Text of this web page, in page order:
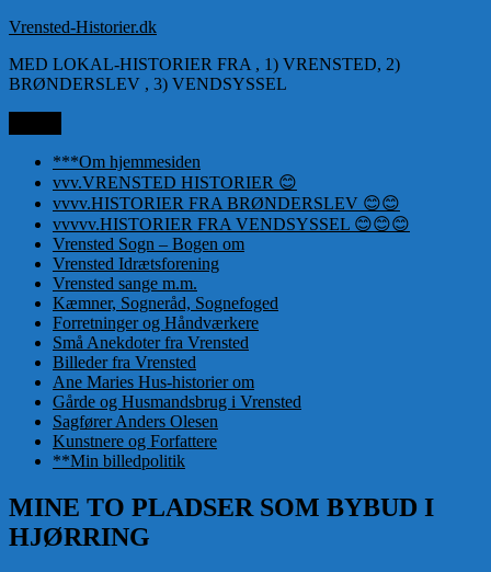
Videre
indhold
Vrensted-Historier.dk
MED LOKAL-HISTORIER FRA , 1) VRENSTED, 2)
BRØNDERSLEV , 3) VENDSYSSEL
***Om hjemmesiden
vvv.VRENSTED HISTORIER 😊
vvvv.HISTORIER FRA BRØNDERSLEV 😊😊
vvvvv.HISTORIER FRA VENDSYSSEL 😊😊😊
Vrensted Sogn – Bogen om
Vrensted Idrætsforening
Vrensted sange m.m.
Kæmner, Sogneråd, Sognefoged
Forretninger og Håndværkere
Små Anekdoter fra Vrensted
Billeder fra Vrensted
Ane Maries Hus-historier om
Gårde og Husmandsbrug i Vrensted
Sagfører Anders Olesen
Kunstnere og Forfattere
**Min billedpolitik
MINE TO PLADSER SOM BYBUD I
HJØRRING